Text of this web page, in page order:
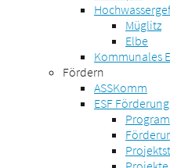
Müglitz
Elbe
Kommunales
Fördern
ASSKomm
ESF